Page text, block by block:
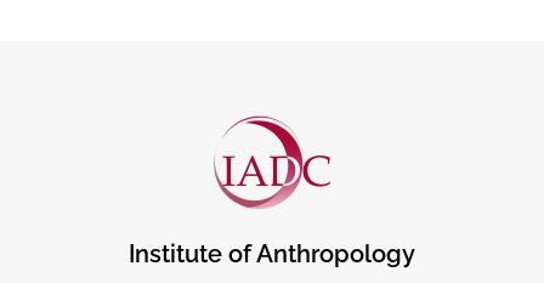
Institute of Anthropology